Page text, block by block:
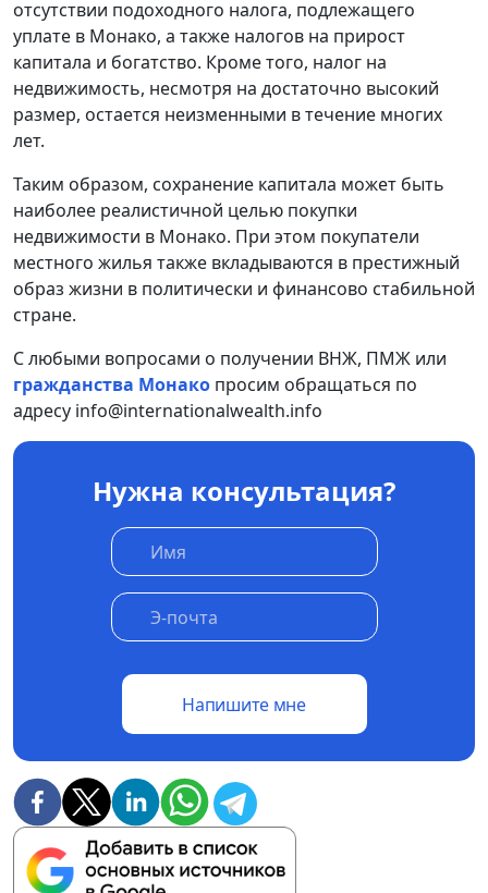
отсутствии подоходного налога, подлежащего
уплате в Монако, а также налогов на прирост
капитала и богатство. Кроме того, налог на
недвижимость, несмотря на достаточно высокий
размер, остается неизменными в течение многих
лет.
Таким образом, сохранение капитала может быть
наиболее реалистичной целью покупки
недвижимости в Монако. При этом покупатели
местного жилья также вкладываются в престижный
образ жизни в политически и финансово стабильной
стране.
С любыми вопросами о получении ВНЖ, ПМЖ или
гражданства Монако просим обращаться по
адресу info@internationalwealth.info
Нужна консультация?
Напишите мне